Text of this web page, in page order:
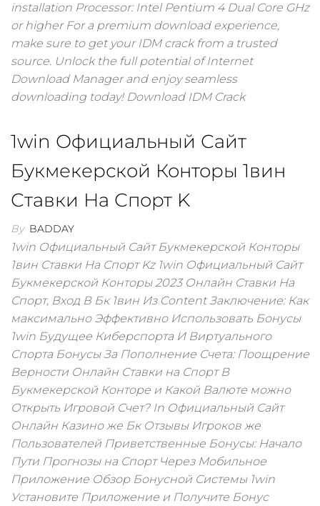
installation Processor: Intel Pentium 4 Dual Core GHz
or higher For a premium download experience,
make sure to get your IDM crack from a trusted
source. Unlock the full potential of Internet
Download Manager and enjoy seamless
downloading today! Download IDM Crack
1win Официальный Сайт
Букмекерской Конторы 1вин
Ставки На Спорт K
By BADDAY
1win Официальный Сайт Букмекерской Конторы
1вин Ставки На Спорт Kz 1win Официальный Сайт
Букмекерской Конторы 2023 Онлайн Ставки На
Спорт, Вход В Бк 1вин Из Content Заключение: Как
максимально Эффективно Использовать Бонусы
1win Будущее Киберспорта И Виртуального
Спорта Бонусы За Пополнение Счета: Поощрение
Верности Онлайн Ставки на Спорт В
Букмекерской Конторе и Какой Валюте можно
Открыть Игровой Счет? In Официальный Сайт
Онлайн Казино же Бк Отзывы Игроков же
Пользователей Приветственные Бонусы: Начало
Пути Прогнозы на Спорт Через Мобильное
Приложение Обзор Бонусной Системы 1win
Установите Приложение и Получите Бонус